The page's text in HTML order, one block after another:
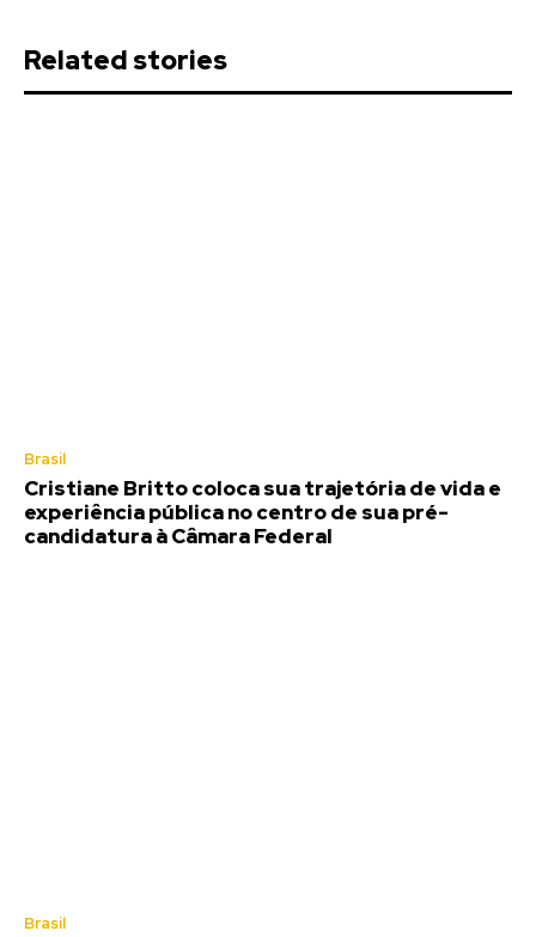
Related stories
Brasil
Cristiane Britto coloca sua trajetória de vida e
experiência pública no centro de sua pré-
candidatura à Câmara Federal
Brasil